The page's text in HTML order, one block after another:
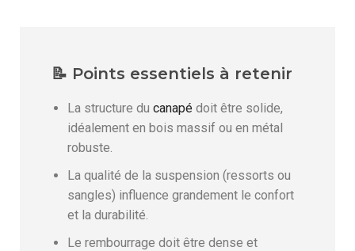
📝 Points essentiels à retenir
La structure du canapé doit être solide,
idéalement en bois massif ou en métal
robuste.
La qualité de la suspension (ressorts ou
sangles) influence grandement le confort
et la durabilité.
Le rembourrage doit être dense et